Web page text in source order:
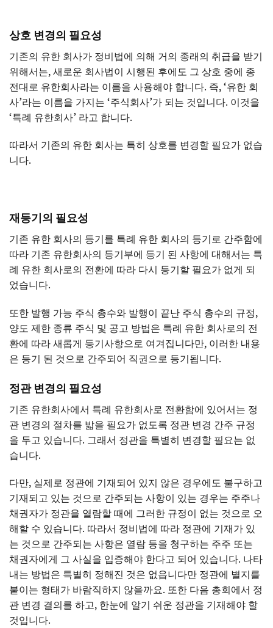
상호 변경의 필요성
기존의 유한 회사가 정비법에 의해 거의 종래의 취급을 받기
위해서는, 새로운 회사법이 시행된 후에도 그 상호 중에 종
전대로 유한회사라는 이름을 사용해야 합니다. 즉, ‘유한 회
사’라는 이름을 가지는 ‘주식회사’가 되는 것입니다. 이것을
‘특례 유한회사’ 라고 합니다.
따라서 기존의 유한 회사는 특히 상호를 변경할 필요가 없습
니다.
재등기의 필요성
기존 유한 회사의 등기를 특례 유한 회사의 등기로 간주함에
따라 기존 유한회사의 등기부에 등기 된 사항에 대해서는 특
례 유한 회사로의 전환에 따라 다시 등기할 필요가 없게 되
었습니다.
또한 발행 가능 주식 총수와 발행이 끝난 주식 총수의 규정,
양도 제한 종류 주식 및 공고 방법은 특례 유한 회사로의 전
환에 따라 새롭게 등기사항으로 여겨집니다만, 이러한 내용
은 등기 된 것으로 간주되어 직권으로 등기됩니다.
정관 변경의 필요성
기존 유한회사에서 특례 유한회사로 전환함에 있어서는 정
관 변경의 절차를 밟을 필요가 없도록 정관 변경 간주 규정
을 두고 있습니다. 그래서 정관을 특별히 변경할 필요는 없
습니다.
다만, 실제로 정관에 기재되어 있지 않은 경우에도 불구하고
기재되고 있는 것으로 간주되는 사항이 있는 경우는 주주나
채권자가 정관을 열람할 때에 그러한 규정이 없는 것으로 오
해할 수 있습니다. 따라서 정비법에 따라 정관에 기재가 있
는 것으로 간주되는 사항은 열람 등을 청구하는 주주 또는
채권자에게 그 사실을 입증해야 한다고 되어 있습니다. 나타
내는 방법은 특별히 정해진 것은 없읍니다만 정관에 별지를
붙이는 형태가 바람직하지 않을까요. 또한 다음 총회에서 정
관 변경 결의를 하고, 한눈에 알기 쉬운 정관을 기재해야 할
것입니다.